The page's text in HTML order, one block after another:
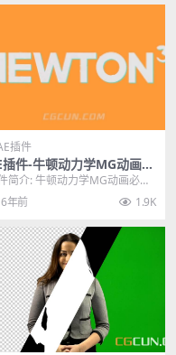
插件
插件-牛顿动力学MG动画必
件 Newton 3.3 WIN破解
简介: 牛顿动力学MG动画必备
Newton是AE的一款牛顿动力
件，...
6年前 1.9K